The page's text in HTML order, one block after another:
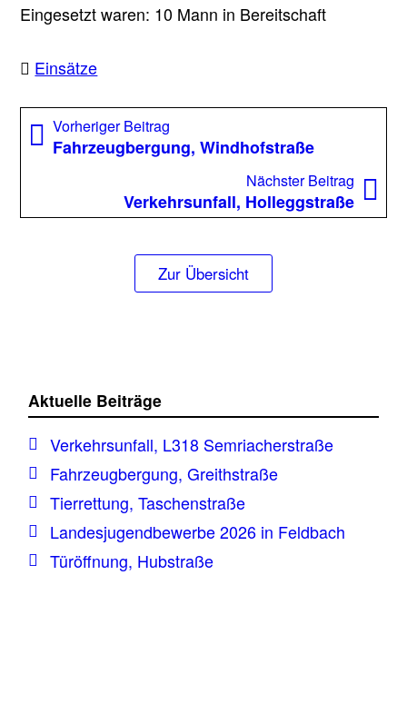
Eingesetzt waren: 10 Mann in Bereitschaft
Einsätze
Beitragsnavigation
Vorheriger Beitrag
Beitrag:
Fahrzeugbergung, Windhofstraße
Nächster Beitrag
Verkehrsunfall, Holleggstraße
Zur Übersicht
Aktuelle Beiträge
Verkehrsunfall, L318 Semriacherstraße
Fahrzeugbergung, Greithstraße
Tierrettung, Taschenstraße
Landesjugendbewerbe 2026 in Feldbach
Türöffnung, Hubstraße